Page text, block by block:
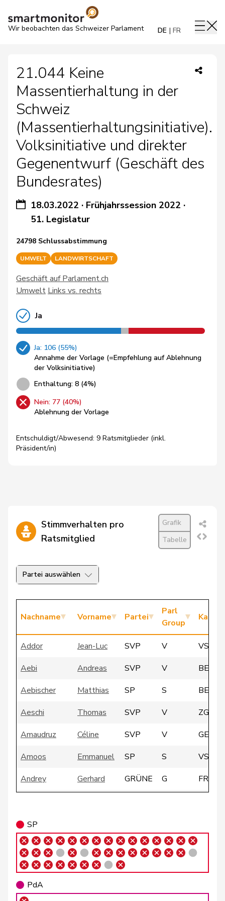
Wir beobachten das Schweizer Parlament DE FR
21.044 Keine
Massentierhaltung in der
Schweiz
(Massentierhaltungsinitiative).
Volksinitiative und direkter
Gegenentwurf (Geschäft des
Bundesrates)
18.03.2022 · Frühjahrssession 2022 ·
51. Legislatur
24798 Schlussabstimmung
UMWELT LANDWIRTSCHAFT
Geschäft auf Parlament.ch
Umwelt Links vs. rechts
Ja
Ja: 106 (55%)
Annahme der Vorlage (=Empfehlung auf Ablehnung
der Volksinitiative)
Enthaltung: 8 (4%)
Nein: 77 (40%)
Ablehnung der Vorlage
Entschuldigt/Abwesend: 9 Ratsmitglieder (inkl.
Präsident/in)
Stimmverhalten pro
Ratsmitglied
Grafik
Tabelle
Partei auswählen
Nachname Vorname Partei
Parl
Group
Addor Jean-Luc SVP V
VS
Aebi
Andreas SVP V
BE
Aebischer
Matthias SP S
BE
Aeschi
Thomas SVP V
ZG
Amaudruz
Céline SVP V
GE
Amoos
Emmanuel SP S
VS
Andrey
Gerhard GRÜNE G
FR
Badertscher
Badran Jacqueline SP
Barrile Angelo SP S
ZH
SP
PdA